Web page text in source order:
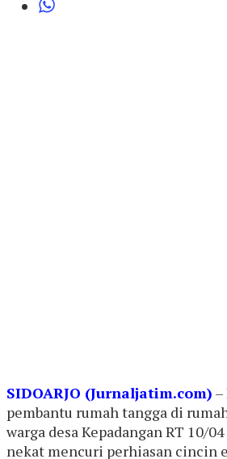
SIDOARJO (Jurnaljatim.com)
pembantu rumah tangga di
warga desa Kepadangan RT 10/
nekat mencuri perhiasan cincin